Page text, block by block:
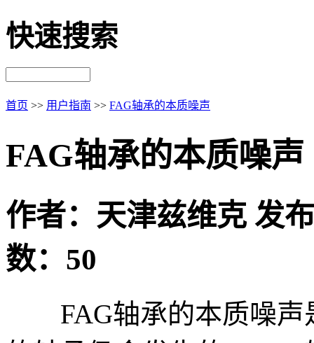
快速搜索
首页 >> 用户指南 >> FAG轴承的本质噪声
FAG轴承的本质噪声
作者：天津兹维克 发
数：50
FAG轴承的本质噪声